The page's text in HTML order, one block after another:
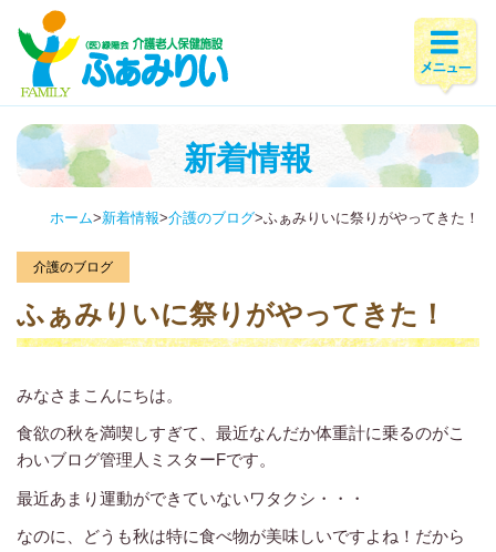
新着情報
ホーム>新着情報>介護のブログ>ふぁみりいに祭りがやってきた！
介護のブログ
ふぁみりいに祭りがやってきた！
みなさまこんにちは。
食欲の秋を満喫しすぎて、最近なんだか体重計に乗るのがこ
わいブログ管理人ミスターFです。
最近あまり運動ができていないワタクシ・・・
なのに、どうも秋は特に食べ物が美味しいですよね！だから